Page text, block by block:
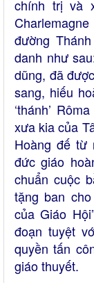
chính trị và
đường
danh như
dũng, đã
sang, hiếu
‘thánh’
xưa kia của
Hoàng đế từ
đức giáo
chuẩn cuộc
tặng ban
của Giáo
đoạn tuyệt
quyền tấn
giáo thuyết.